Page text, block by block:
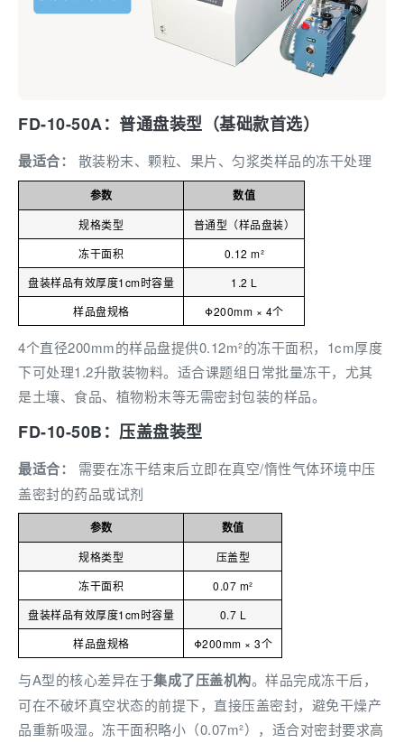
FD-10-50A：普通盘装型（基础款首选）
最适合： 散装粉末、颗粒、果片、匀浆类样品的冻干处理
参数 数值
规格类型
普通型（样品盘装）
冻干面积
0.12 m²
盘装样品有效厚度1cm时容量
1.2 L
样品盘规格
Φ200mm × 4个
4个直径200mm的样品盘提供0.12m²的冻干面积，1cm厚度
下可处理1.2升散装物料。适合课题组日常批量冻干，尤其
是土壤、食品、植物粉末等无需密封包装的样品。
FD-10-50B：压盖盘装型
最适合：
需要在冻干结束后立即在真空/惰性气体环境中压
盖密封的药品或试剂
参数 数值
规格类型
压盖型
冻干面积
0.07 m²
盘装样品有效厚度1cm时容量
0.7 L
样品盘规格
Φ200mm × 3个
与A型的核心差异在于集成了压盖机构。样品完成冻干后，
可在不破坏真空状态的前提下，直接压盖密封，避免干燥产
品重新吸湿。冻干面积略小（0.07m²），适合对密封要求高